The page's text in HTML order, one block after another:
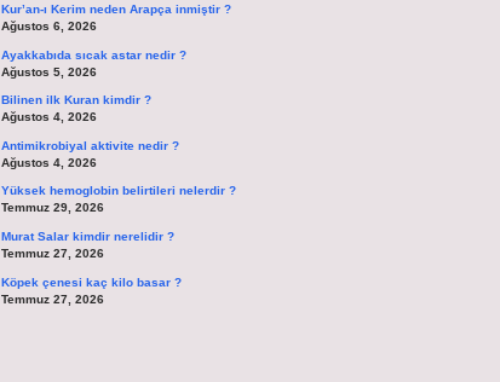
Kur’an-ı Kerim neden Arapça inmiştir ?
Ağustos 6, 2026
Ayakkabıda sıcak astar nedir ?
Ağustos 5, 2026
Bilinen ilk Kuran kimdir ?
Ağustos 4, 2026
Antimikrobiyal aktivite nedir ?
Ağustos 4, 2026
Yüksek hemoglobin belirtileri nelerdir ?
Temmuz 29, 2026
Murat Salar kimdir nerelidir ?
Temmuz 27, 2026
Köpek çenesi kaç kilo basar ?
Temmuz 27, 2026